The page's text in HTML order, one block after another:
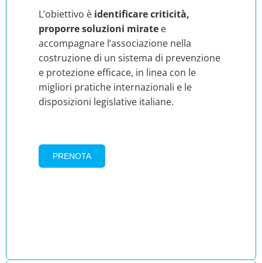
L’obiettivo è identificare criticità,
proporre soluzioni mirate e
accompagnare l’associazione nella
costruzione di un sistema di prevenzione
e protezione efficace, in linea con le
migliori pratiche internazionali e le
disposizioni legislative italiane.
PRENOTA